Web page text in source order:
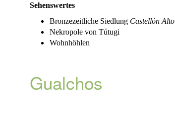
Sehenswertes
Bronzezeitliche Siedlung Castellón Alto
Nekropole von Tútugi
Wohnhöhlen
Gualchos